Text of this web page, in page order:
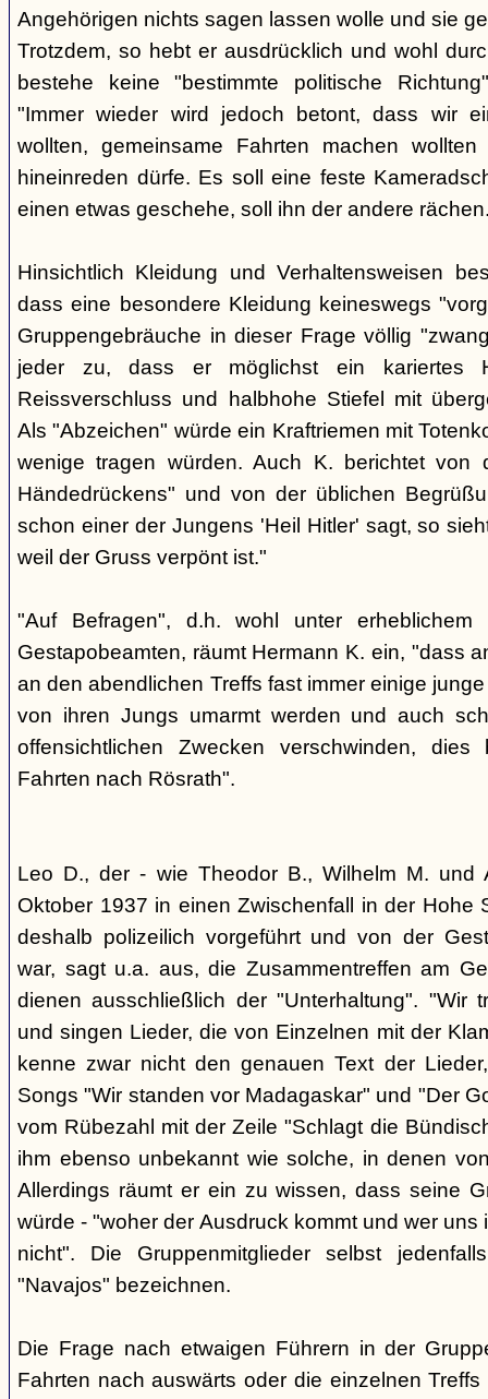
Angehörigen nichts sagen lassen wolle und sie
Trotzdem, so hebt er ausdrücklich und wohl
bestehe keine "bestimmte politische
"Immer wieder wird jedoch betont, dass wir
wollten, gemeinsame Fahrten machen
hineinreden dürfe. Es soll eine feste
einen etwas geschehe, soll ihn der andere
Hinsichtlich Kleidung und Verhaltensweisen
dass eine besondere Kleidung keineswegs
Gruppengebräuche in dieser Frage völlig
jeder zu, dass er möglichst ein kariertes
Reissverschluss und halbhohe Stiefel mit
Als "Abzeichen" würde ein Kraftriemen mit
wenige tragen würden. Auch K. berichtet von
Händedrückens" und von der üblichen
schon einer der Jungens 'Heil Hitler' sagt, so
weil der Gruss verpönt ist."
"Auf Befragen", d.h. wohl unter erheblichem
Gestapobeamten, räumt Hermann K. ein, "dass
an den abendlichen Treffs fast immer einige
von ihren Jungs umarmt werden und auch
offensichtlichen Zwecken verschwinden,
Fahrten nach Rösrath".
Leo D., der - wie Theodor B., Wilhelm M. und
Oktober 1937 in einen Zwischenfall in der Hohe
deshalb polizeilich vorgeführt und von der
war, sagt u.a. aus, die Zusammentreffen am
dienen ausschließlich der "Unterhaltung". "Wir
und singen Lieder, die von Einzelnen mit der
kenne zwar nicht den genauen Text der
Songs "Wir standen vor Madagaskar" und "Der
vom Rübezahl mit der Zeile "Schlagt die
ihm ebenso unbekannt wie solche, in denen
Allerdings räumt er ein zu wissen, dass seine
würde - "woher der Ausdruck kommt und wer
nicht". Die Gruppenmitglieder selbst
"Navajos" bezeichnen.
Die Frage nach etwaigen Führern in der
Fahrten nach auswärts oder die einzelnen